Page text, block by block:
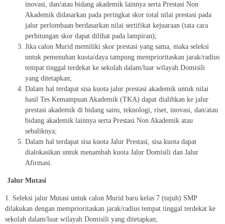
inovasi, dan/atau bidang akademik lainnya serta Prestasi Non
Akademik didasarkan pada peringkat skor total nilai prestasi pada
jalur perlombaan berdasarkan nilai sertifikat kejuaraan (tata cara
perhitungan skor dapat dilihat pada lampiran);
Jika calon Murid memiliki skor prestasi yang sama, maka seleksi
untuk pemenuhan kuota/daya tampung memprioritaskan jarak/radius
tempat tinggal terdekat ke sekolah dalam/luar wilayah Domisili
yang ditetapkan;
Dalam hal terdapat sisa kuota jalur prestasi akademik untuk nilai
hasil Tes Kemampuan Akademik (TKA) dapat dialihkan ke jalur
prestasi akademik di bidang sains, teknologi, riset, inovasi, dan/atau
bidang akademik lainnya serta Prestasi Non Akademik atau
sebaliknya;
Dalam hal terdapat sisa kuota Jalur Prestasi, sisa kuota dapat
dialokasikan untuk menambah kuota Jalur Domisili dan Jalur
Afirmasi.
Jalur Mutasi
1. Seleksi jalur Mutasi untuk calon Murid baru kelas 7 (tujuh) SMP
dilakukan dengan memprioritaskan jarak/radius tempat tinggal terdekat ke
sekolah dalam/luar wilayah Domisili yang ditetapkan;